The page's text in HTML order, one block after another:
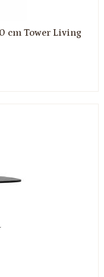
cm Tower Living